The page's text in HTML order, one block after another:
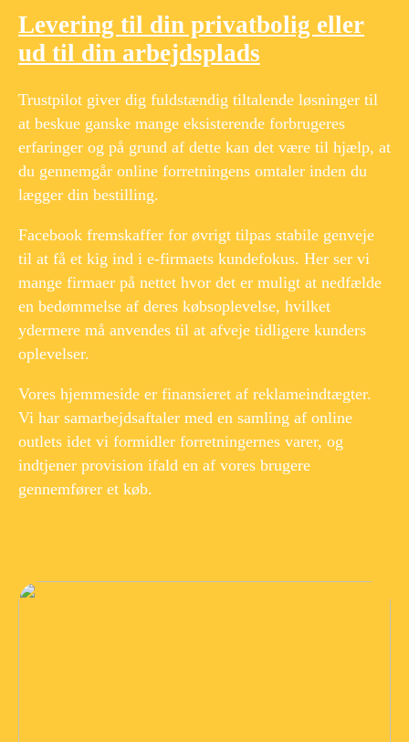
Levering til din privatbolig eller
ud til din arbejdsplads
Trustpilot giver dig fuldstændig tiltalende løsninger til
at beskue ganske mange eksisterende forbrugeres
erfaringer og på grund af dette kan det være til hjælp, at
du gennemgår online forretningens omtaler inden du
lægger din bestilling.
Facebook fremskaffer for øvrigt tilpas stabile genveje
til at få et kig ind i e-firmaets kundefokus. Her ser vi
mange firmaer på nettet hvor det er muligt at nedfælde
en bedømmelse af deres købsoplevelse, hvilket
ydermere må anvendes til at afveje tidligere kunders
oplevelser.
Vores hjemmeside er finansieret af reklameindtægter.
Vi har samarbejdsaftaler med en samling af online
outlets idet vi formidler forretningernes varer, og
indtjener provision ifald en af vores brugere
gennemfører et køb.